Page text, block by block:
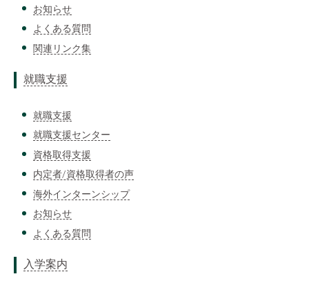
お知らせ
よくある質問
関連リンク集
就職支援
就職支援
就職支援センター
資格取得支援
内定者/資格取得者の声
海外インターンシップ
お知らせ
よくある質問
入学案内